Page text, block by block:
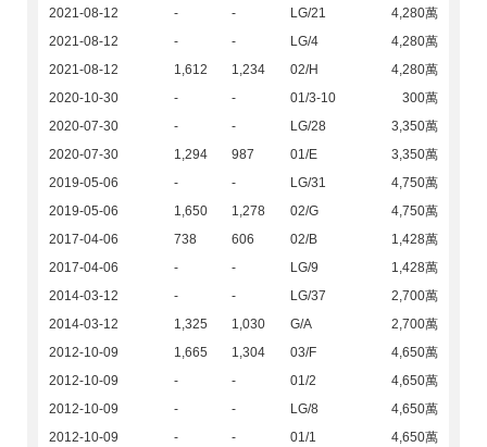
2021-08-12 - - LG/21
4,280萬
2021-08-12
- - LG/4
4,280萬
2021-08-12
1,612 1,234 02/H
4,280萬
2020-10-30
- - 01/3-10
300萬
2020-07-30
- - LG/28
3,350萬
2020-07-30
1,294 987 01/E
3,350萬
2019-05-06
- - LG/31
4,750萬
2019-05-06
1,650 1,278 02/G
4,750萬
2017-04-06
738 606 02/B
1,428萬
2017-04-06
- - LG/9
1,428萬
2014-03-12
- - LG/37
2,700萬
2014-03-12
1,325 1,030 G/A
2,700萬
2012-10-09
1,665 1,304 03/F
4,650萬
2012-10-09
- - 01/2
4,650萬
2012-10-09
- - LG/8
4,650萬
2012-10-09
- - 01/1
4,650萬